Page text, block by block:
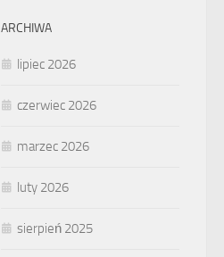
ARCHIWA
lipiec 2026
czerwiec 2026
marzec 2026
luty 2026
sierpień 2025